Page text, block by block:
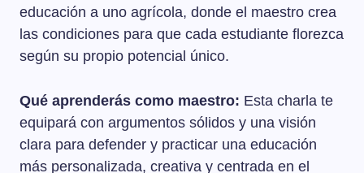
educación a uno agrícola, donde el maestro crea
las condiciones para que cada estudiante florezca
según su propio potencial único.
Qué aprenderás como maestro: Esta charla te
equipará con argumentos sólidos y una visión
clara para defender y practicar una educación
más personalizada, creativa y centrada en el